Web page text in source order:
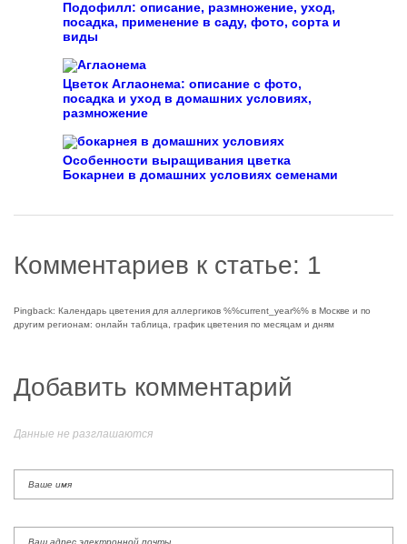
Подофилл: описание, размножение, уход,
посадка, применение в саду, фото, сорта и
виды
Цветок Аглаонема: описание с фото,
посадка и уход в домашних условиях,
размножение
Особенности выращивания цветка
Бокарнеи в домашних условиях семенами
Комментариев к статье: 1
Pingback: Календарь цветения для аллергиков %%current_year%% в Москве и по
другим регионам: онлайн таблица, график цветения по месяцам и дням
Добавить комментарий
Данные не разглашаются